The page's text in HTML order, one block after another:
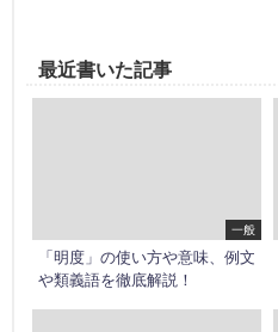
最近書いた記事
一般
「明度」の使い方や意味、例文
や類義語を徹底解説！